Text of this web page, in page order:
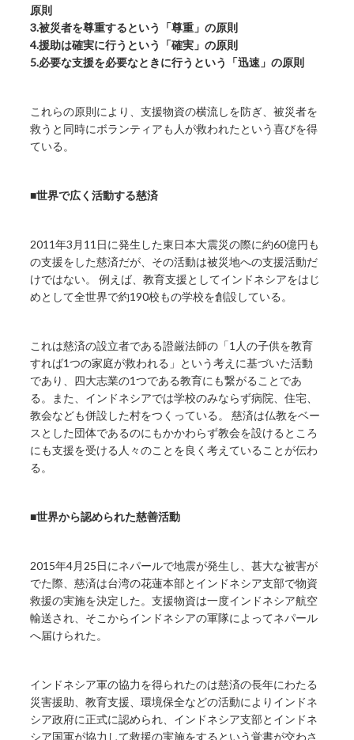
原則
3.被災者を尊重するという「尊重」の原則
4.援助は確実に行うという「確実」の原則
5.必要な支援を必要なときに行うという「迅速」の原則
これらの原則により、支援物資の横流しを防ぎ、被災者を
救うと同時にボランティアも人が救われたという喜びを得
ている。
■世界で広く活動する慈済
2011年3月11日に発生した東日本大震災の際に約60億円も
の支援をした慈済だが、その活動は被災地への支援活動だ
けではない。 例えば、教育支援としてインドネシアをはじ
めとして全世界で約190校もの学校を創設している。
これは慈済の設立者である證厳法師の「1人の子供を教育
すれば1つの家庭が救われる」という考えに基づいた活動
であり、四大志業の1つである教育にも繋がることであ
る。また、インドネシアでは学校のみならず病院、住宅、
教会なども併設した村をつくっている。 慈済は仏教をベー
スとした団体であるのにもかかわらず教会を設けるところ
にも支援を受ける人々のことを良く考えていることが伝わ
る。
■世界から認められた慈善活動
2015年4月25日にネパールで地震が発生し、甚大な被害が
でた際、慈済は台湾の花蓮本部とインドネシア支部で物資
救援の実施を決定した。支援物資は一度インドネシア航空
輸送され、そこからインドネシアの軍隊によってネパール
へ届けられた。
インドネシア軍の協力を得られたのは慈済の長年にわたる
災害援助、教育支援、環境保全などの活動によりインドネ
シア政府に正式に認められ、インドネシア支部とインドネ
シア国軍が協力して救援の実施をするという覚書が交わさ